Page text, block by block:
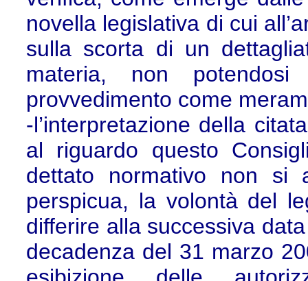
novella legislativa di cui
sulla scorta di un
materia, non
provvedimento come
-l’interpretazione della
al riguardo questo
dettato normativo non si
perspicua, la volontà del
differire alla successiva
decadenza del 31 marzo